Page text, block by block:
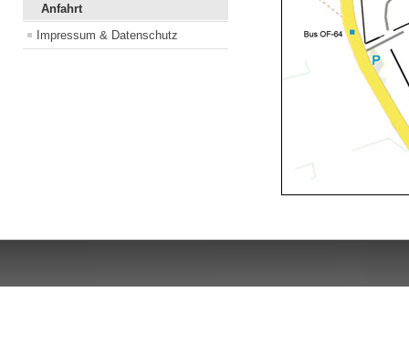
Anfahrt
Impressum & Datenschutz